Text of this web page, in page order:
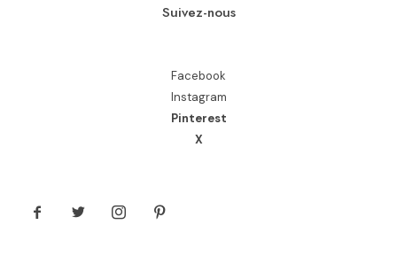
Suivez-nous
Facebook
Instagram
Pinterest
X